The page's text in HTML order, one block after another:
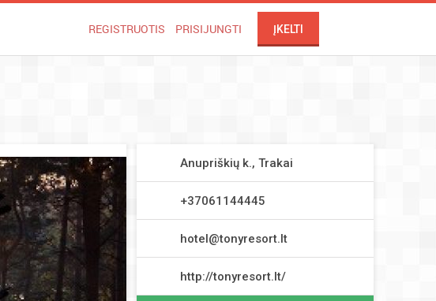
REGISTRUOTIS PRISIJUNGTI ĮKELTI
Anupriškių k., Trakai
+37061144445
hotel@tonyresort.lt
http://tonyresort.lt/